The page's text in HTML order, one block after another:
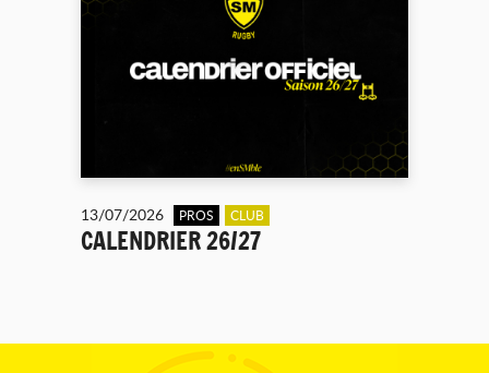
13/07/2026 PROS CLUB
CALENDRIER 26/27